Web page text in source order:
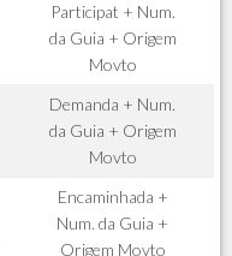
Participat + Num.
da Guia + Origem
Movto
Demanda + Num.
da Guia + Origem
Movto
Encaminhada +
Num. da Guia +
Origem Movto